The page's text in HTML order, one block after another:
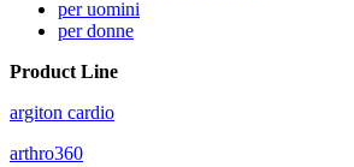
per uomini
per donne
Product Line
argiton cardio
arthro360